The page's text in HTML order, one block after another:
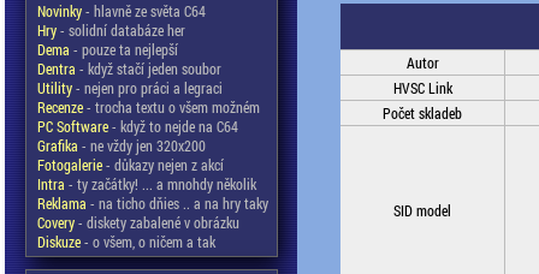
Novinky- hlavně ze světa C64
Hry- solidní databáze her
Dema - pouze ta nejlepší
Dentra - když stačí jeden soubor
Utility- nejen pro práci a legraci
Recenze- trocha textu o všem možném
PC Software- když to nejde na C64
Grafika - ne vždy jen 320x200
Fotogalerie- důkazy nejen z akcí
Intra - ty začátky! ... a mnohdy několik
Reklama - na ticho dňies .. a na hry taky
Covery- diskety zabalené v obrázku
Diskuze- o všem, o ničem a tak
Autor
HVSC Link
Počet skladeb
SID model